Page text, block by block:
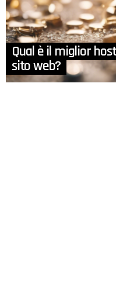
Qual è il miglior
sito web?